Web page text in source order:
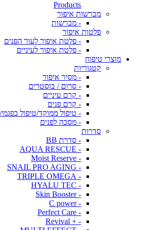
Products
מברשות איפור
- מברשות
פלטות איפור
- פלטת איפור לעור הפנים
- פלטת איפור לעיניים
מוצרי טיפוח
קטגוריות
- מסיר איפור
- סרום / בוסטרים
- קרם עיניים
- קרם פנים
- טיפול ממוקד/טיפול
- מסכה לפנים
סדרות
- סדרת BB
- AQUA RESCUE
- Moist Reserve
- SNAIL PRO AGING
- TRIPLE OMEGA
- HYALU TEC
- Skin Booster
- C power
- Perfect Care
- + Revival